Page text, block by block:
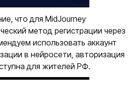
что для MidJourney
метод регистрации через
использовать аккаунт
в нейросети, авторизация
для жителей РФ.